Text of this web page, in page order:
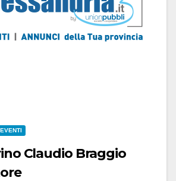
Claudio Braggio